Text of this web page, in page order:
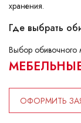
хранения.
Где выбрать
Выбор обивочного
ОФОРМИТЬ